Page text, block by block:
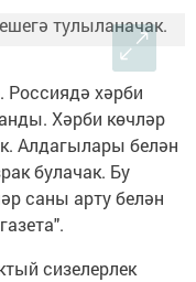
Россиядә хәрби
Хәрби көчләр
Алдагылары белән
булачак. Бу
саны арту белән
сизелерлек